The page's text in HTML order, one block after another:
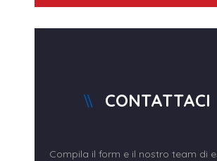
CONTATTACI
Compila il form e il nostro team di